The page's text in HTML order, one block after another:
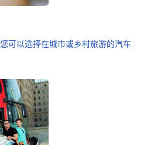
可以选择在城市或乡村旅游的汽车